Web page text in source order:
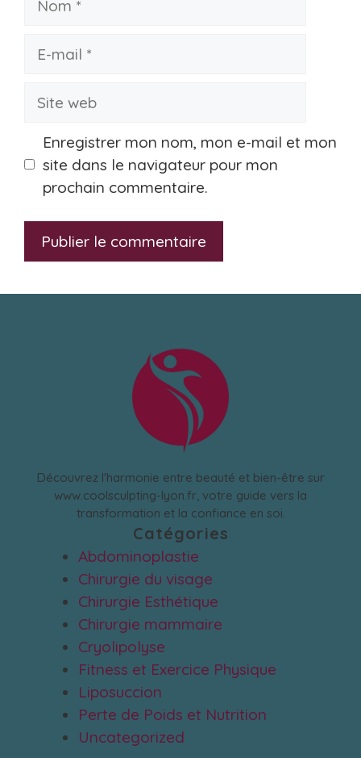
Enregistrer mon nom, mon e-mail et mon
site dans le navigateur pour mon
prochain commentaire.
Découvrez l'harmonie entre beauté et bien-être sur
www.coolsculpting-lyon.fr, votre guide vers la
transformation et la confiance en soi.
Catégories
Abdominoplastie
Chirurgie du visage
Chirurgie Esthétique
Chirurgie mammaire
Cryolipolyse
Fitness et Exercice Physique
Liposuccion
Perte de Poids et Nutrition
Uncategorized